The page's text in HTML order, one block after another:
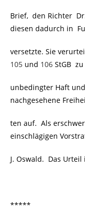
Brief, den Richter
diesen dadurch in
versetzte. Sie
105 und 106 StGB
unbedingter Haft
nachgesehene
ten auf. Als
einschlägigen
J. Oswald. Das
*****